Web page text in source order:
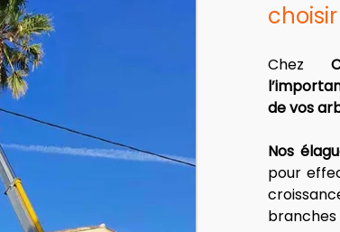
Chez
de vos
Nos
pour
branches